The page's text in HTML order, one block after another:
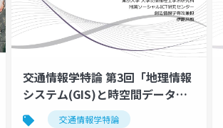
交通情報学特論 第3回「地理情報
システム(GIS)と時空間データベ
ース2」講師：伊藤昌毅
交通情報学特論